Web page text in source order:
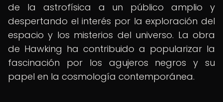
de la astrofísica a un público amplio y
despertando el interés por la exploración del
espacio y los misterios del universo. La obra
de Hawking ha contribuido a popularizar la
fascinación por los agujeros negros y su
papel en la cosmología contemporánea.